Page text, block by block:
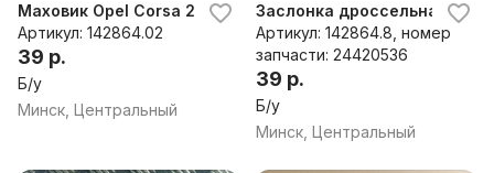
Маховик Opel Corsa 2008
Артикул: 142864.02
39 р.
Б/у
Минск, Центральный
Заслонка дроссельная
Артикул: 142864.8, номер
запчасти: 24420536
39 р.
Б/у
Минск, Центральный